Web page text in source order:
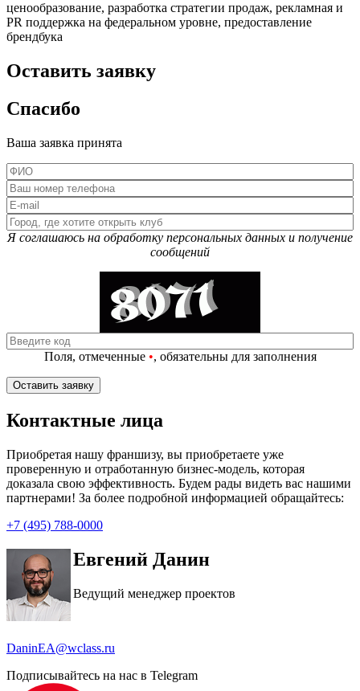
ценообразование, разработка стратегии продаж, рекламная и
PR поддержка на федеральном уровне, предоставление
брендбука
Оставить заявку
Спасибо
Ваша заявка принята
Я соглашаюсь на обработку персональных данных и получение
сообщений
Поля, отмеченные •, обязательны для заполнения
Контактные лица
Приобретая нашу франшизу, вы приобретаете уже
проверенную и отработанную бизнес-модель, которая
доказала свою эффективность. Будем рады видеть вас нашими
партнерами! За более подробной информацией обращайтесь:
+7 (495) 788-0000
Евгений Данин
Ведущий менеджер проектов
DaninEA@wclass.ru
Подписывайтесь на нас в Telegram